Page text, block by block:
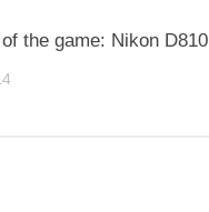
the game: Nikon D810